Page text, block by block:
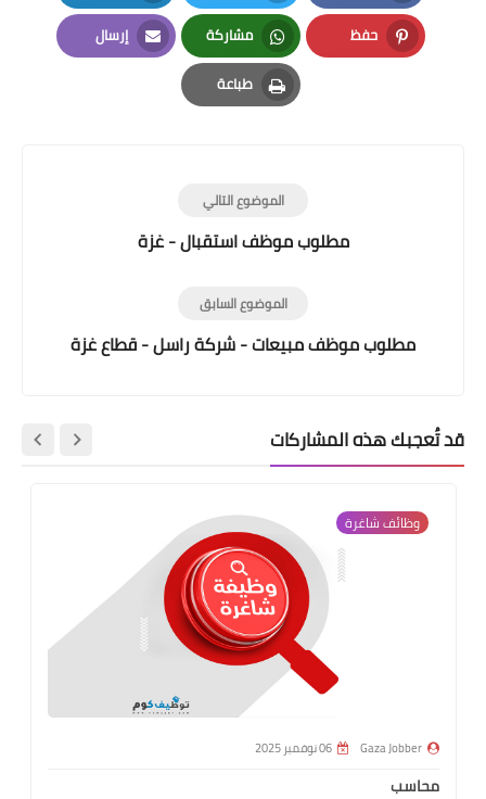
Facebook
Twitter
LinkedIn
حفظ
Pinterest
مشاركة
Whatsapp
إرسال
Email
طباعة
Print
الموضوع التالي
مطلوب موظف استقبال - غزة
الموضوع السابق
مطلوب موظف مبيعات - شركة راسل - قطاع غزة
قد تُعجبك هذه المشاركات
وظائف شاغرة
Gaza Jobber 06 نوفمبر 2025
محاسب